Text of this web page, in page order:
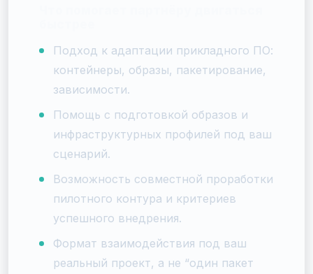
Подход к адаптации прикладного ПО:
контейнеры, образы, пакетирование,
зависимости.
Помощь с подготовкой образов и
инфраструктурных профилей под ваш
сценарий.
Возможность совместной проработки
пилотного контура и критериев
успешного внедрения.
Формат взаимодействия под ваш
реальный проект, а не “один пакет